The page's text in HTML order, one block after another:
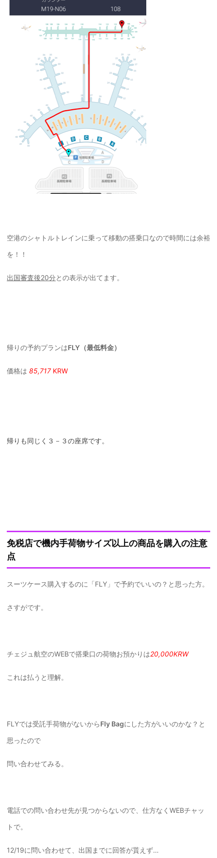
空港のシャトルトレインに乗って移動の搭乗口なので時間には余裕
を！！
出国審査後20分との表示が出てます。
帰りの予約プランはFLY（最低料金）
価格は 85,717KRW
帰りも同じく３－３の座席です。
免税店で機内手荷物サイズ以上の商品を購入の注意
点
スーツケース購入するのに「FLY」で予約でいいの？と思った方。
さすがです。
チェジュ航空のWEBで搭乗口の荷物お預かりは20,000KRW
これは払うと理解。
FLYでは受託手荷物がないからFly Bagにした方がいいのかな？と
思ったので
問い合わせてみる。
電話での問い合わせ先が見つからないので、仕方なくWEBチャッ
トで。
12/19に問い合わせて、出国までに回答が貰えず…